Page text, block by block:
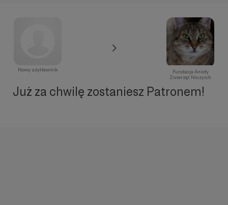
Nowy użytkownik
Fundacja Anioły
Zwierząt Niczyich
Już za chwilę zostaniesz Patronem!